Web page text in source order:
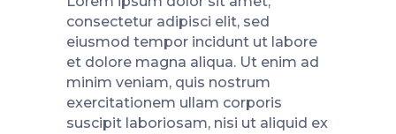
consectetur adipisci elit, sed
eiusmod tempor incidunt ut labore
et dolore magna aliqua. Ut enim ad
minim veniam, quis nostrum
exercitationem ullam corporis
suscipit laboriosam, nisi ut aliquid ex